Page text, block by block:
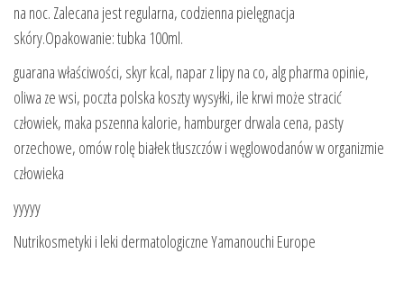
na noc. Zalecana jest regularna, codzienna pielęgnacja
skóry.Opakowanie: tubka 100ml.
guarana właściwości, skyr kcal, napar z lipy na co, alg pharma opinie,
oliwa ze wsi, poczta polska koszty wysyłki, ile krwi może stracić
człowiek, maka pszenna kalorie, hamburger drwala cena, pasty
orzechowe, omów rolę białek tłuszczów i węglowodanów w organizmie
człowieka
yyyyy
Nutrikosmetyki i leki dermatologiczne Yamanouchi Europe